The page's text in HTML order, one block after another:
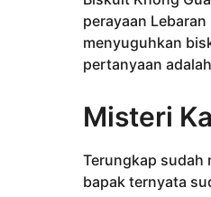
h
u
n
a
o
perayaan
menyuguhkan
pertanyaan
Misteri
Terungkap sudah
bapak ternyata